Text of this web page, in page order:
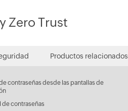
Zero Trust
Productos relacionados
contraseñas desde las pantallas de
de contraseñas